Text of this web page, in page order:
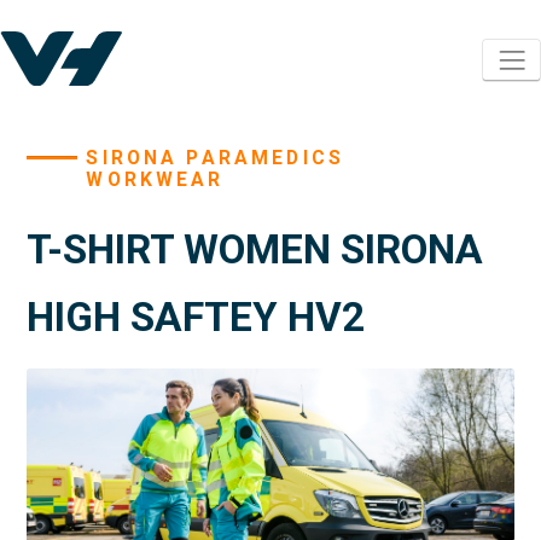
SIRONA PARAMEDICS
WORKWEAR
T-SHIRT WOMEN SIRONA
HIGH SAFTEY HV2